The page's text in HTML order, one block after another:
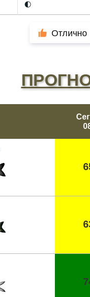
🌓
Отлично